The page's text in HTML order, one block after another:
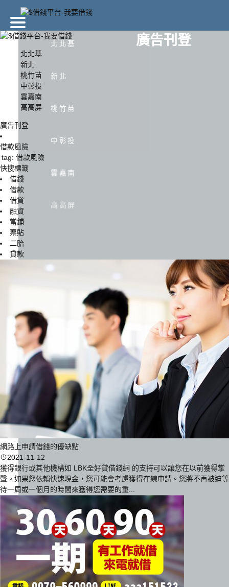
廣告刊登
北北基
新北
桃竹苗
中彰投
雲嘉南
高高屏
北北基
新北
桃竹苗
中彰投
雲嘉南
高高屏
廣告刊登
借款風險
tag: 借款風險
快搜標籤
借錢
借款
借貸
融資
當鋪
票貼
二胎
貸款
網路上申請借錢的優缺點
2021-11-12
獲得銀行或其他機構如 LBK全好貸借錢網 的支持可以讓您在以前獲得掌
聲。如果您依賴快速現金，您可能會考慮獲得在線申請。您將不再被迫等
待一周或一個月的時間來獲得您需要的重...
北北基
中彰投